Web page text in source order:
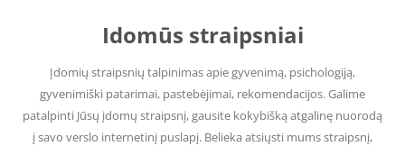
Idomūs straipsniai
Įdomių straipsnių talpinimas apie gyvenimą, psichologiją,
gyvenimiški patarimai, pastebėjimai, rekomendacijos. Galime
patalpinti Jūsų įdomų straipsnį, gausite kokybišką atgalinę nuorodą
į savo verslo internetinį puslapį. Belieka atsiųsti mums straipsnį,